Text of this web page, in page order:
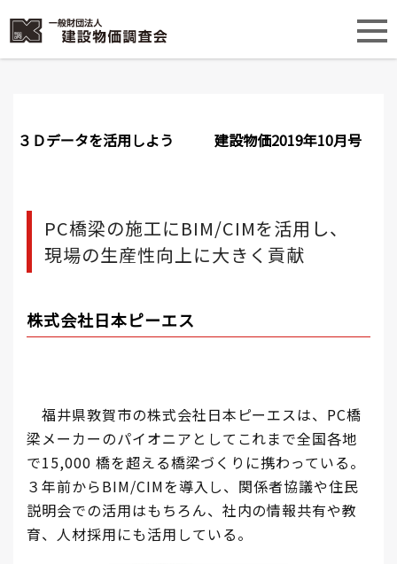
３Ｄデータを活用しよう 建設物価2019年10月号
PC橋梁の施工にBIM/CIMを活用し、
現場の生産性向上に大きく貢献
株式会社日本ピーエス
福井県敦賀市の株式会社日本ピーエスは、PC橋
梁メーカーのパイオニアとしてこれまで全国各地
で15,000 橋を超える橋梁づくりに携わっている。
３年前からBIM/CIMを導入し、関係者協議や住民
説明会での活用はもちろん、社内の情報共有や教
育、人材採用にも活用している。